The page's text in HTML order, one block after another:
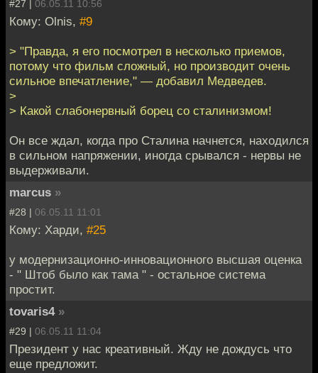
#27 | 06.05.11 10:56
Кому: Olnis, #9
> "Правда, я его посмотрел в несколько приемов,
потому что фильм сложный, но производит очень
сильное впечатление," — добавил Медведев.
>
> Какой слабонервный борец со сталинизмом!
Он все ждал, когда про Сталина начнется, находился
в сильном напряжении, иногда срывался - нервы не
выдерживали.
marcus »
#28 | 06.05.11 11:01
Кому: Харди, #25
у модернизационно-инновационного высшая оценка
- " Штоб было как тама " - остальное система
простит.
tovaris4 »
#29 | 06.05.11 11:04
Президент у нас креативный. Жду не дождусь что
еще предложит.